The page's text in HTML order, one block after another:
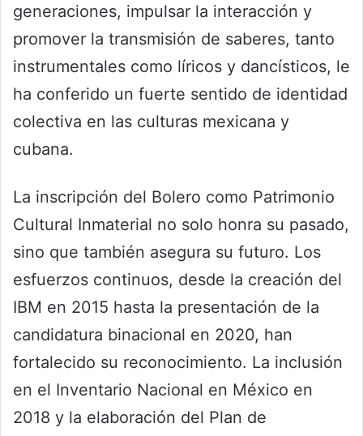
generaciones, impulsar la interacción y
promover la transmisión de saberes, tanto
instrumentales como líricos y dancísticos, le
ha conferido un fuerte sentido de identidad
colectiva en las culturas mexicana y
cubana.
La inscripción del Bolero como Patrimonio
Cultural Inmaterial no solo honra su pasado,
sino que también asegura su futuro. Los
esfuerzos continuos, desde la creación del
IBM en 2015 hasta la presentación de la
candidatura binacional en 2020, han
fortalecido su reconocimiento. La inclusión
en el Inventario Nacional en México en
2018 y la elaboración del Plan de